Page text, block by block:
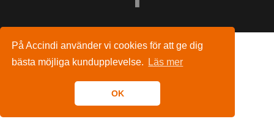
På Accindi använder vi cookies för att ge dig
bästa möjliga kundupplevelse.
Läs mer
OK